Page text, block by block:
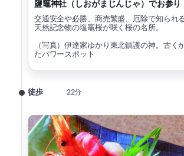
鹽竈神社（しおがまじんじゃ）でお参り
交通安全や必勝、商売繁盛、厄除で知られ
天然記念物の塩竈桜が咲く桜の名所。
（写真）伊達家ゆかり東北鎮護の神。古く
たパワースポット
徒歩 22分